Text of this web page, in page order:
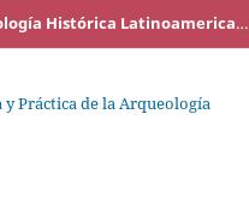
Teoría y Práctica de la Arqueología Histórica Latinoamericana
y Práctica de la Arqueología